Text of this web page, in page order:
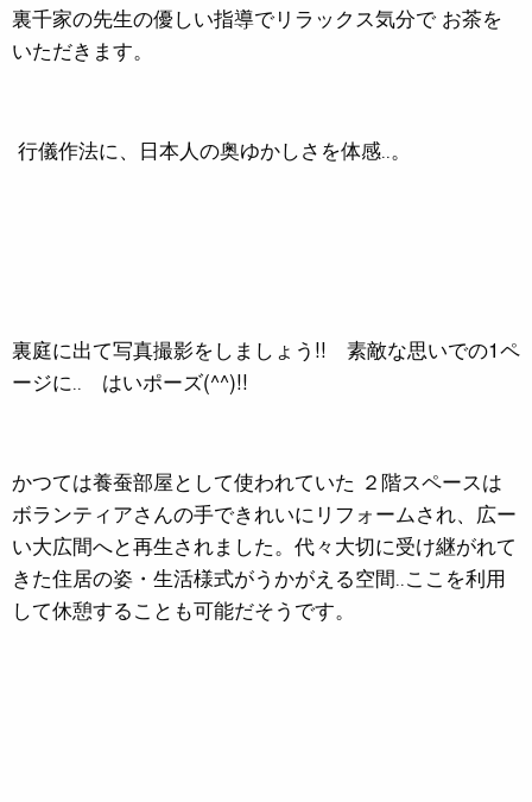
裏千家の先生の優しい指導でリラックス気分で お茶を
いただきます。
行儀作法に、日本人の奥ゆかしさを体感‥。
裏庭に出て写真撮影をしましょう!! 素敵な思いでの1ペ
ージに‥ はいポーズ(^^)!!
かつては養蚕部屋として使われていた ２階スペースは
ボランティアさんの手できれいにリフォームされ、広ー
い大広間へと再生されました。代々大切に受け継がれて
きた住居の姿・生活様式がうかがえる空間‥ここを利用
して休憩することも可能だそうです。